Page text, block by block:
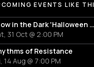
EVENTS LIKE
Glow in the Dark 'Halloween Special' 2026
31 Oct @ 2:00 PM
of Resistance
14 Aug @ 7:00 PM